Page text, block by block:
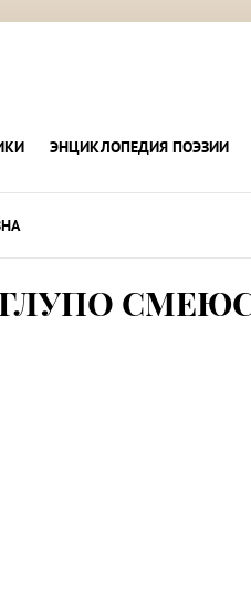
ЭНЦИКЛОПЕДИЯ ПОЭЗИИ
ГЛУПО